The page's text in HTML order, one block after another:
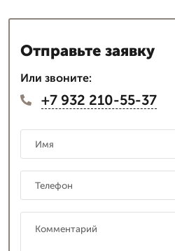
Отправьте заявку
Или звоните:
+7 932 210-55-37